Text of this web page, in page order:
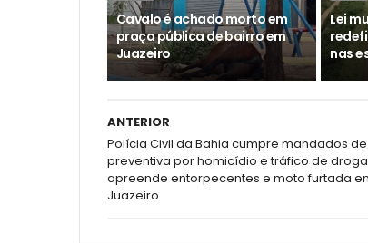
Cavalo é achado morto em
praça pública de bairro em
Juazeiro
Lei
nas
ANTERIOR
Polícia Civil da Bahia cumpre mandados
preventiva por homicídio e tráfico de
apreende entorpecentes e moto furtada
Juazeiro